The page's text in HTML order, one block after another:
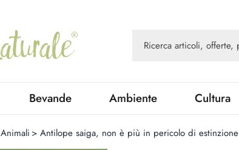
Bevande Ambiente Cultura
Animali > Antilope saiga, non è più in pericolo di estinzione